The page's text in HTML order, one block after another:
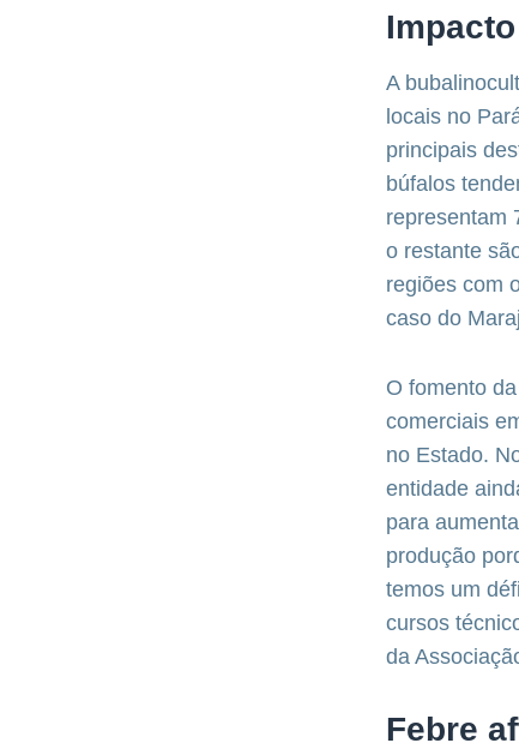
Impacto
A
locais no
principais
búfalos
representam
o restante
regiões com
caso do
O fomento
comerciais
no Estado.
entidade
para
produção
temos um
cursos
da
Febre